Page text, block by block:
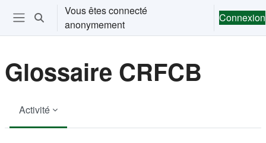
Passer au contenu principal
Ouvrir le menu de navigation
Activer/désactiver la saisie de recherche
Vous êtes connecté
anonymement
Connexion
Glossaire CRFCB
Activité